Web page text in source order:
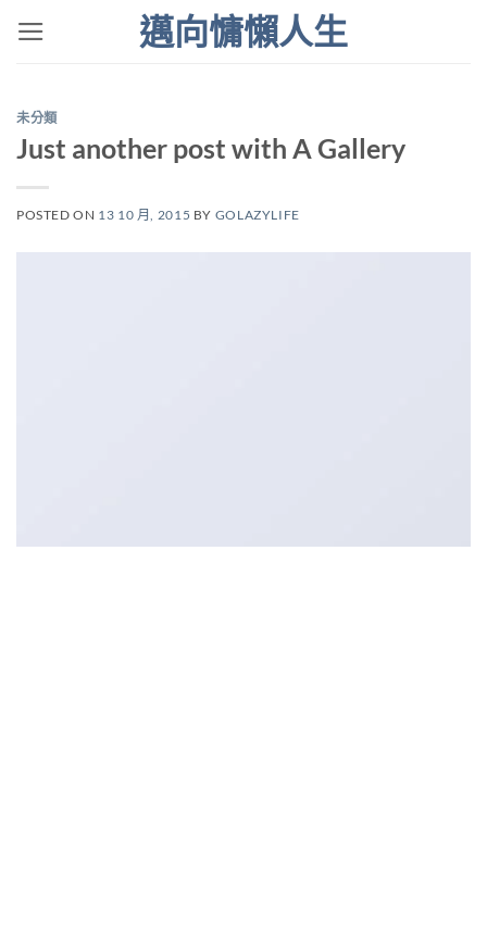
邁向慵懶人生
未分類
Just another post with A Gallery
POSTED ON 13 10 月, 2015 BY GOLAZYLIFE